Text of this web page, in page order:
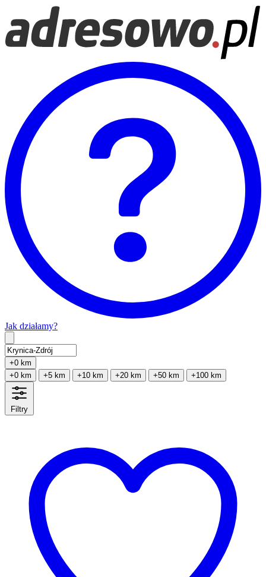
Jak działamy?
+0 km
+0 km
+5 km +10 km +20 km +50 km +100 km
Filtry